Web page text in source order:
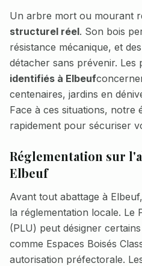
Un arbre mort ou mourant
structurel réel. Son bois
résistance mécanique, et
détacher sans prévenir. Les
identifiés à Elbeuf
centenaires, jardins en
Face à ces situations, notre
rapidement pour sécuriser
Réglementation sur
Elbeuf
Avant tout abattage à Elbeuf
la réglementation locale. Le
(PLU) peut désigner
comme Espaces Boisés
autorisation préfectorale.